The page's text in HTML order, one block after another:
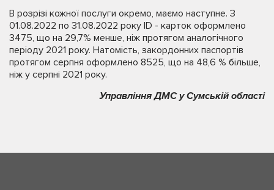
В розрізі кожної послуги окремо, маємо наступне. З
01.08.2022 по 31.08.2022 року ID - карток оформлено
3475, що на 29,7% менше, ніж протягом аналогічного
періоду 2021 року. Натомість, закордонних паспортів
протягом серпня оформлено 8525, що на 48,6 % більше,
ніж у серпні 2021 року.
Управління ДМС у Сумській області